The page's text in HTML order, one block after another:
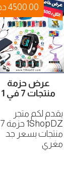
عرض حزمة
منتجات 7 في 1
يقدم لكم متجر
1ShopDZ حزمة 7
منتجات بسعر جد
مغري
4500.00 دج